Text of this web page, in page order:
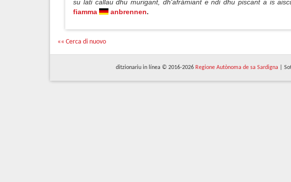
su lati callau dhu murigant, dh'afràmiant e ndi dhu piscant a is
fiamma
anbrennen.
«« Cerca di nuovo
ditzionariu in línea © 2016-2026 Regione Autònoma de sa Sardigna |